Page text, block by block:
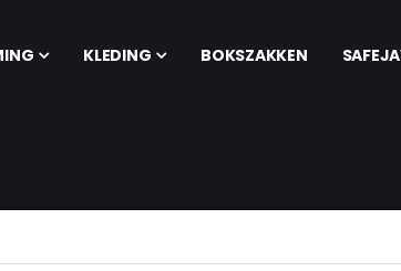
KLEDING BOKSZAKKEN